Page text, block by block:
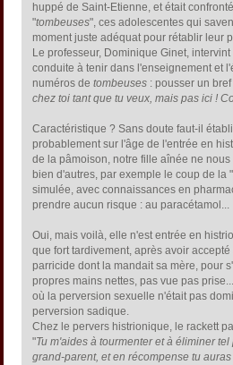
huppé de Saint-Etienne, et était
"tombeuses", ces adolescentes qui
moment juste adéquat pour rétablir leur
Le professeur, Dominique Ginet,
conduite à tenir dans l'enseignement et
numéros detombeuses : pousser un
chez toi tant que tu veux, mais pas ici !
Caractéristique ? Sans doute faut-il
probablement sur l'âge de l'entrée en
de la pâmoison, notre fille aînée ne
bien d'autres, par exemple le coup de la "
simulée, avec connaissances en
prendre aucun risque : au paracétamol...
Oui, mais voilà, elle n'est entrée en
que fort tardivement, après avoir
parricide dont la mandait sa mère, pour
propres mains nettes, pas vue pas
où la perversion sexuelle n'était pas
perversion sadique.
Chez le pervers histrionique, le rackett
"Tu m'aides à tourmenter et à éliminer
grand-parent, et en récompense tu